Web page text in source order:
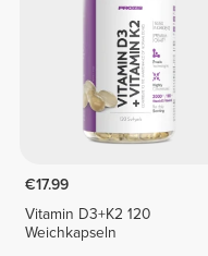
€17.99
Vitamin D3+K2 120
Weichkapseln